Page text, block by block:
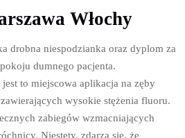
Włochy
drobna niespodzianka oraz dyplom za
dumnego pacjenta.
to miejscowa aplikacja na zęby
wysokie stężenia fluoru.
zabiegów wzmacniających
Niestety, zdarza się, że